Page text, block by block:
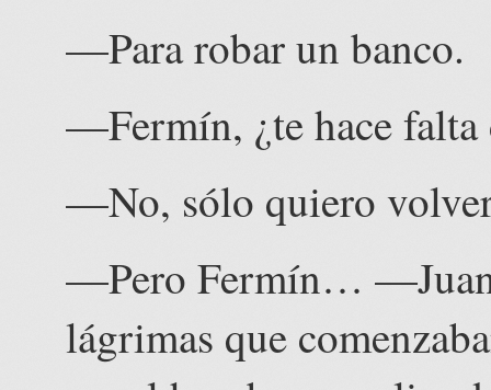
—Para robar un banco.
—Fermín, ¿te hace
—No, sólo quiero
—Pero Fermín… —Juan
lágrimas que